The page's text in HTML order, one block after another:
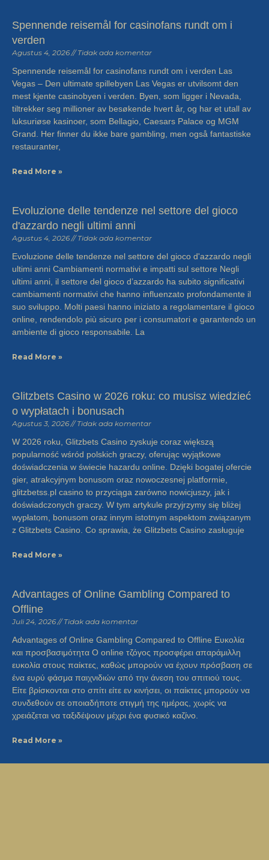
Spennende reisemål for casinofans rundt om i
verden
Agustus 4, 2026 Tidak ada komentar
Spennende reisemål for casinofans rundt om i verden Las
Vegas – Den ultimate spillebyen Las Vegas er utvilsomt den
mest kjente casinobyen i verden. Byen, som ligger i Nevada,
tiltrekker seg millioner av besøkende hvert år, og har et utall av
luksuriøse kasinoer, som Bellagio, Caesars Palace og MGM
Grand. Her finner du ikke bare gambling, men også fantastiske
restauranter,
Read More »
Evoluzione delle tendenze nel settore del gioco
d'azzardo negli ultimi anni
Agustus 4, 2026 Tidak ada komentar
Evoluzione delle tendenze nel settore del gioco d'azzardo negli
ultimi anni Cambiamenti normativi e impatti sul settore Negli
ultimi anni, il settore del gioco d’azzardo ha subito significativi
cambiamenti normativi che hanno influenzato profondamente il
suo sviluppo. Molti paesi hanno iniziato a regolamentare il gioco
online, rendendolo più sicuro per i consumatori e garantendo un
ambiente di gioco responsabile. La
Read More »
Glitzbets Casino w 2026 roku: co musisz wiedzieć
o wypłatach i bonusach
Agustus 3, 2026 Tidak ada komentar
W 2026 roku, Glitzbets Casino zyskuje coraz większą
popularność wśród polskich graczy, oferując wyjątkowe
doświadczenia w świecie hazardu online. Dzięki bogatej ofercie
gier, atrakcyjnym bonusom oraz nowoczesnej platformie,
glitzbetss.pl casino to przyciąga zarówno nowicjuszy, jak i
doświadczonych graczy. W tym artykule przyjrzymy się bliżej
wypłatom, bonusom oraz innym istotnym aspektom związanym
z Glitzbets Casino. Co sprawia, że Glitzbets Casino zasługuje
Read More »
Advantages of Online Gambling Compared to
Offline
Juli 24, 2026 Tidak ada komentar
Advantages of Online Gambling Compared to Offline Ευκολία
και προσβασιμότητα Ο online τζόγος προσφέρει απαράμιλλη
ευκολία στους παίκτες, καθώς μπορούν να έχουν πρόσβαση σε
ένα ευρύ φάσμα παιχνιδιών από την άνεση του σπιτιού τους.
Είτε βρίσκονται στο σπίτι είτε εν κινήσει, οι παίκτες μπορούν να
συνδεθούν σε οποιαδήποτε στιγμή της ημέρας, χωρίς να
χρειάζεται να ταξιδέψουν μέχρι ένα φυσικό καζίνο.
Read More »